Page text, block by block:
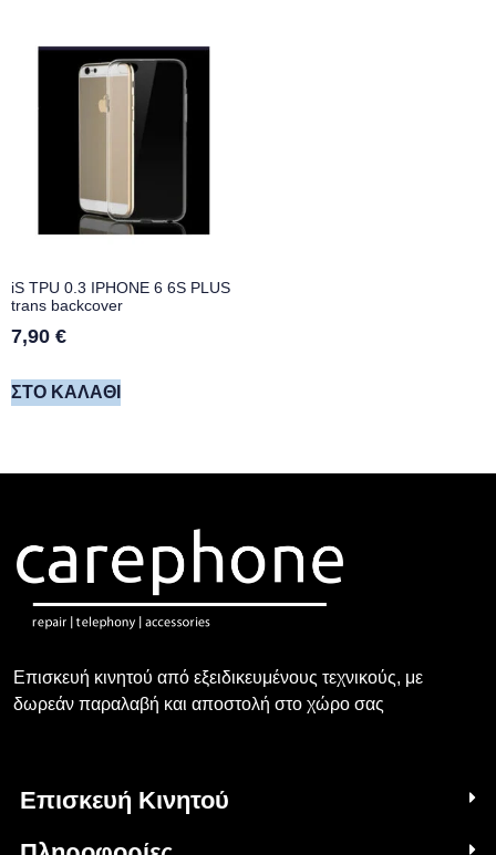
iS TPU 0.3 IPHONE 6 6S PLUS
trans backcover
7,90 €
ΣΤΟ ΚΑΛΆΘΙ
Επισκευή κινητού από εξειδικευμένους τεχνικούς, με
δωρεάν παραλαβή και αποστολή στο χώρο σας
Επισκευή Κινητού